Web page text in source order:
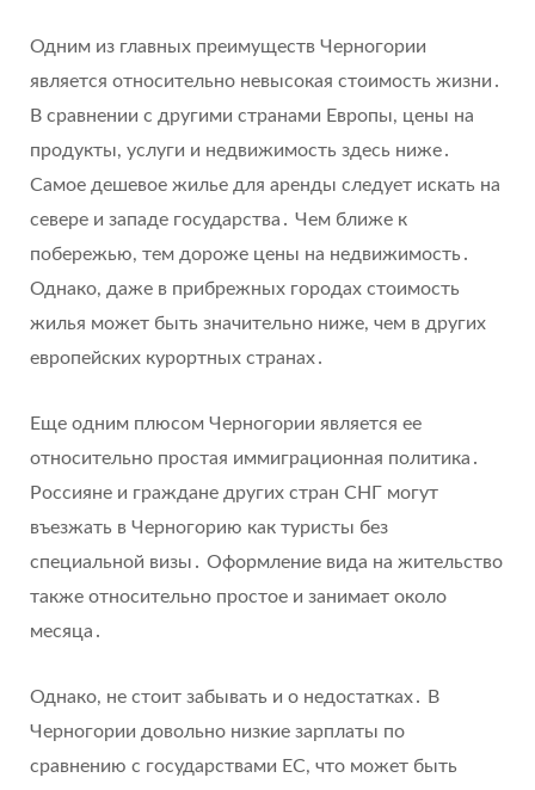
Одним из главных преимуществ Черногории
является относительно невысокая стоимость жизни․
В сравнении с другими странами Европы, цены на
продукты, услуги и недвижимость здесь ниже․
Самое дешевое жилье для аренды следует искать на
севере и западе государства․ Чем ближе к
побережью, тем дороже цены на недвижимость․
Однако, даже в прибрежных городах стоимость
жилья может быть значительно ниже, чем в других
европейских курортных странах․
Еще одним плюсом Черногории является ее
относительно простая иммиграционная политика․
Россияне и граждане других стран СНГ могут
въезжать в Черногорию как туристы без
специальной визы․ Оформление вида на жительство
также относительно простое и занимает около
месяца․
Однако, не стоит забывать и о недостатках․ В
Черногории довольно низкие зарплаты по
сравнению с государствами ЕС, что может быть